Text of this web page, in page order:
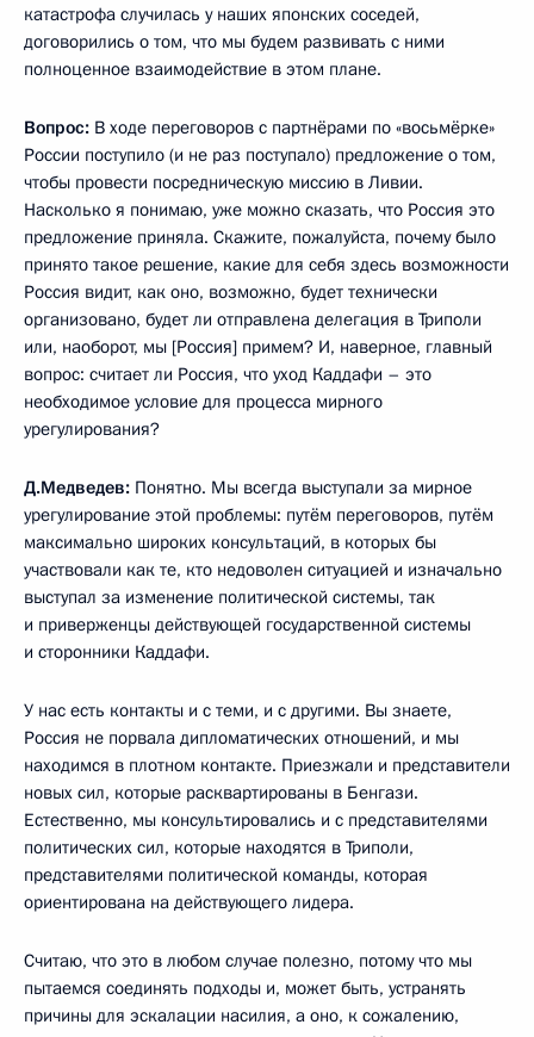
катастрофа случилась у наших японских соседей,
договорились о том, что мы будем развивать с ними
полноценное взаимодействие в этом плане.
Вопрос: В ходе переговоров с партнёрами по «восьмёрке»
России поступило (и не раз поступало) предложение о том,
чтобы провести посредническую миссию в Ливии.
Насколько я понимаю, уже можно сказать, что Россия это
предложение приняла. Скажите, пожалуйста, почему было
принято такое решение, какие для себя здесь возможности
Россия видит, как оно, возможно, будет технически
организовано, будет ли отправлена делегация в Триполи
или, наоборот, мы [Россия] примем? И, наверное, главный
вопрос: считает ли Россия, что уход Каддафи – это
необходимое условие для процесса мирного
урегулирования?
Д.Медведев: Понятно. Мы всегда выступали за мирное
урегулирование этой проблемы: путём переговоров, путём
максимально широких консультаций, в которых бы
участвовали как те, кто недоволен ситуацией и изначально
выступал за изменение политической системы, так
и приверженцы действующей государственной системы
и сторонники Каддафи.
У нас есть контакты и с теми, и с другими. Вы знаете,
Россия не порвала дипломатических отношений, и мы
находимся в плотном контакте. Приезжали и представители
новых сил, которые расквартированы в Бенгази.
Естественно, мы консультировались и с представителями
политических сил, которые находятся в Триполи,
представителями политической команды, которая
ориентирована на действующего лидера.
Считаю, что это в любом случае полезно, потому что мы
пытаемся соединять подходы и, может быть, устранять
причины для эскалации насилия, а оно, к сожалению,